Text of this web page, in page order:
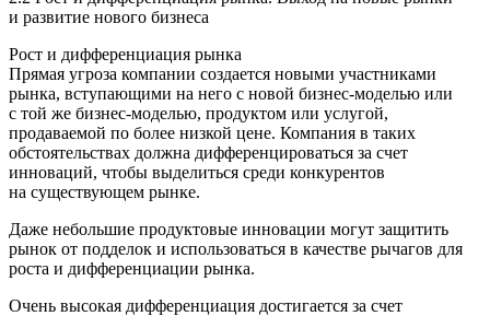
и развитие нового бизнеса
Рост и дифференциация рынка
Прямая угроза компании создается новыми участниками
рынка, вступающими на него с новой бизнес-моделью или
с той же бизнес-моделью, продуктом или услугой,
продаваемой по более низкой цене. Компания в таких
обстоятельствах должна дифференцироваться за счет
инноваций, чтобы выделиться среди конкурентов
на существующем рынке.
Даже небольшие продуктовые инновации могут защитить
рынок от подделок и использоваться в качестве рычагов для
роста и дифференциации рынка.
Очень высокая дифференциация достигается за счет